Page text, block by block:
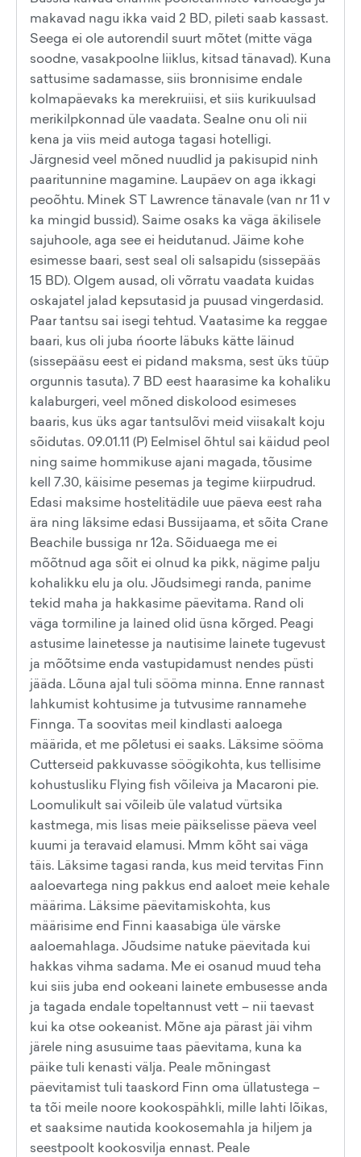
makavad nagu ikka vaid 2 BD, pileti saab kassast.
Seega ei ole autorendil suurt mõtet (mitte väga
soodne, vasakpoolne liiklus, kitsad tänavad). Kuna
sattusime sadamasse, siis bronnisime endale
kolmapäevaks ka merekruiisi, et siis kurikuulsad
merikilpkonnad üle vaadata. Sealne onu oli nii
kena ja viis meid autoga tagasi hotelligi.
Järgnesid veel mõned nuudlid ja pakisupid ninh
paaritunnine magamine. Laupäev on aga ikkagi
peoõhtu. Minek ST Lawrence tänavale (van nr 11 v
ka mingid bussid). Saime osaks ka väga äkilisele
sajuhoole, aga see ei heidutanud. Jäime kohe
esimesse baari, sest seal oli salsapidu (sissepääs
15 BD). Olgem ausad, oli võrratu vaadata kuidas
oskajatel jalad kepsutasid ja puusad vingerdasid.
Paar tantsu sai isegi tehtud. Vaatasime ka reggae
baari, kus oli juba ńoorte läbuks kätte läinud
(sissepääsu eest ei pidand maksma, sest üks tüüp
orgunnis tasuta). 7 BD eest haarasime ka kohaliku
kalaburgeri, veel mõned diskolood esimeses
baaris, kus üks agar tantsulõvi meid viisakalt koju
sõidutas. 09.01.11 (P) Eelmisel õhtul sai käidud peol
ning saime hommikuse ajani magada, tõusime
kell 7.30, käisime pesemas ja tegime kiirpudrud.
Edasi maksime hostelitädile uue päeva eest raha
ära ning läksime edasi Bussijaama, et sõita Crane
Beachile bussiga nr 12a. Sõiduaega me ei
mõõtnud aga sõit ei olnud ka pikk, nägime palju
kohalikku elu ja olu. Jõudsimegi randa, panime
tekid maha ja hakkasime päevitama. Rand oli
väga tormiline ja lained olid üsna kõrged. Peagi
astusime lainetesse ja nautisime lainete tugevust
ja mõõtsime enda vastupidamust nendes püsti
jääda. Lõuna ajal tuli sööma minna. Enne rannast
lahkumist kohtusime ja tutvusime rannamehe
Finnga. Ta soovitas meil kindlasti aaloega
määrida, et me põletusi ei saaks. Läksime sööma
Cutterseid pakkuvasse söögikohta, kus tellisime
kohustusliku Flying fish võileiva ja Macaroni pie.
Loomulikult sai võileib üle valatud vürtsika
kastmega, mis lisas meie päikselisse päeva veel
kuumi ja teravaid elamusi. Mmm kõht sai väga
täis. Läksime tagasi randa, kus meid tervitas Finn
aaloevartega ning pakkus end aaloet meie kehale
määrima. Läksime päevitamiskohta, kus
määrisime end Finni kaasabiga üle värske
aaloemahlaga. Jõudsime natuke päevitada kui
hakkas vihma sadama. Me ei osanud muud teha
kui siis juba end ookeani lainete embusesse anda
ja tagada endale topeltannust vett – nii taevast
kui ka otse ookeanist. Mõne aja pärast jäi vihm
järele ning asusuime taas päevitama, kuna ka
päike tuli kenasti välja. Peale mõningast
päevitamist tuli taaskord Finn oma üllatustega –
ta tõi meile noore kookospähkli, mille lahti lõikas,
et saaksime nautida kookosemahla ja hiljem ja
seestpoolt kookosvilja ennast. Peale